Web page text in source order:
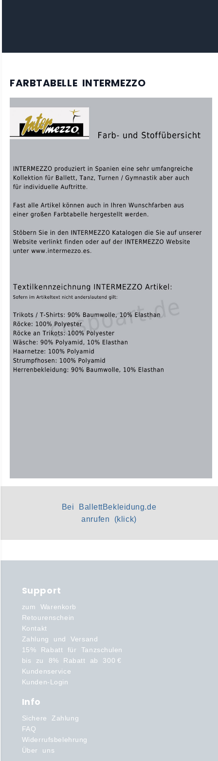
FARBTABELLE INTERMEZZO
Bei BallettBekleidung.de
anrufen (klick)
Support
zum Warenkorb
Retourenschein
Kontakt
Zahlung und Versand
15% Rabatt für Tanzschulen
bis zu 8% Rabatt ab 300 €
Kundenservice
Kunden-Login
Info
Sichere Zahlung
FAQ
Widerrufsbelehrung
Über uns